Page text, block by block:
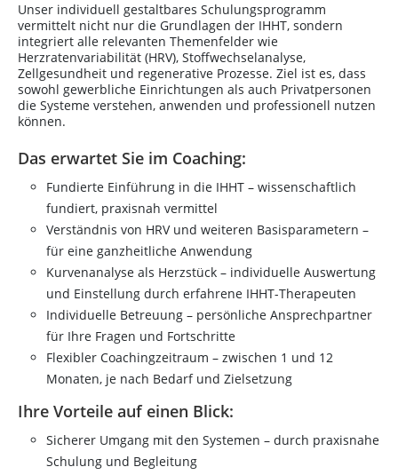
Unser individuell gestaltbares Schulungsprogramm
vermittelt nicht nur die Grundlagen der IHHT, sondern
integriert alle relevanten Themenfelder wie
Herzratenvariabilität (HRV), Stoffwechselanalyse,
Zellgesundheit und regenerative Prozesse. Ziel ist es, dass
sowohl gewerbliche Einrichtungen als auch Privatpersonen
die Systeme verstehen, anwenden und professionell nutzen
können.
Das erwartet Sie im Coaching:
Fundierte Einführung in die IHHT – wissenschaftlich
fundiert, praxisnah vermittel
Verständnis von HRV und weiteren Basisparametern –
für eine ganzheitliche Anwendung
Kurvenanalyse als Herzstück – individuelle Auswertung
und Einstellung durch erfahrene IHHT-Therapeuten
Individuelle Betreuung – persönliche Ansprechpartner
für Ihre Fragen und Fortschritte
Flexibler Coachingzeitraum – zwischen 1 und 12
Monaten, je nach Bedarf und Zielsetzung
Ihre Vorteile auf einen Blick:
Sicherer Umgang mit den Systemen – durch praxisnahe
Schulung und Begleitung